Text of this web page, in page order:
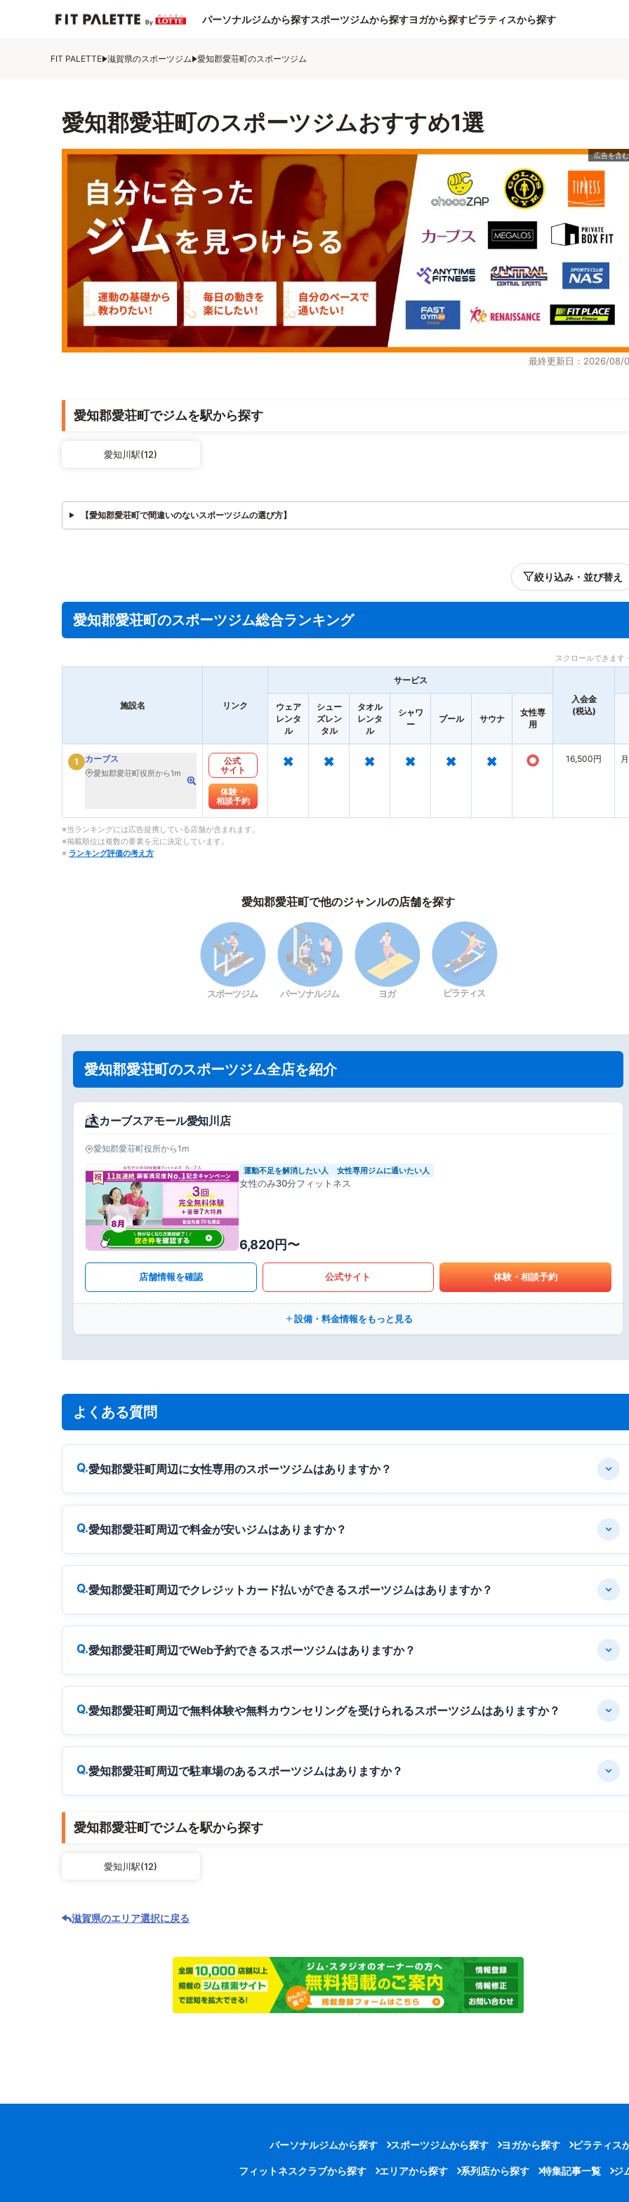
パーソナルジムから探すスポーツジムから探すヨガから探すピラティスから探す
FIT PALETTE 滋賀県のスポーツジム 愛知郡愛荘町のスポーツジム
愛知郡愛荘町のスポーツジムおすすめ1選
最終更新日：2026/08/
愛知郡愛荘町でジムを駅から探す
愛知川駅(12)
【愛知郡愛荘町で間違いのないスポーツジムの選び方】
絞り込み・並び替え
愛知郡愛荘町のスポーツジム総合ランキング
スクロールできます
施設名 リンク
サービス
入会金
(税込)
ウェア
レンタ
ル
シュー
ズレン
タル
タオル
レンタ
ル
シャワ
ー
プール サウナ
女性専
用
1 カーブス
愛知郡愛荘町役所から1m
公式
サイト
体験・
相談予約
× × × × × × ○ 16,500円
※当ランキングには広告提携している店舗が含まれます。
※掲載順位は複数の要素を元に決定しています。
※ ランキング評価の考え方
愛知郡愛荘町で他のジャンルの店舗を探す
スポーツジム パーソナルジム ヨガ ピラティス
愛知郡愛荘町のスポーツジム全店を紹介
カーブスアモール愛知川店
愛知郡愛荘町役所から1m
運動不足を解消したい人 女性専用ジムに通いたい人
女性のみ30分フィットネス
6,820円〜
店舗情報を確認 公式サイト 体験・相談予約
設備・料金情報をもっと見る
よくある質問
愛知郡愛荘町周辺に女性専用のスポーツジムはありますか？
愛知郡愛荘町周辺で料金が安いジムはありますか？
愛知郡愛荘町周辺でクレジットカード払いができるスポーツジムはありますか？
愛知郡愛荘町周辺でWeb予約できるスポーツジムはありますか？
愛知郡愛荘町周辺で無料体験や無料カウンセリングを受けられるスポーツジムはありますか？
愛知郡愛荘町周辺で駐車場のあるスポーツジムはありますか？
愛知郡愛荘町でジムを駅から探す
愛知川駅(12)
滋賀県のエリア選択に戻る
パーソナルジムから探す スポーツジムから探す ヨガから探す ピラティス
フィットネスクラブから探す エリアから探す 系列店から探す 特集記事一覧 ジ